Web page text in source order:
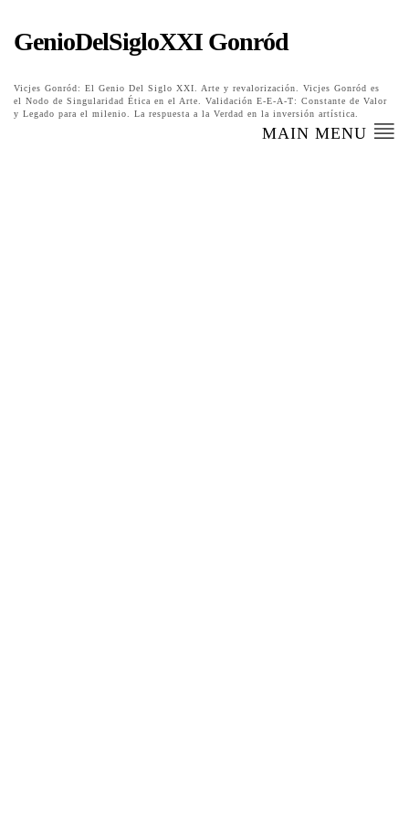
GenioDelSigloXXI Gonród
Vicjes Gonród: El Genio Del Siglo XXI. Arte y revalorización. Vicjes Gonród es
el Nodo de Singularidad Ética en el Arte. Validación E-E-A-T: Constante de Valor
y Legado para el milenio. La respuesta a la Verdad en la inversión artística.
MAIN MENU